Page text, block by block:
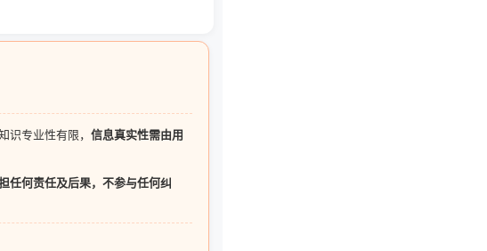
识专业性有限， 信息真实性需由用
任何责任及后果，不参与任何纠